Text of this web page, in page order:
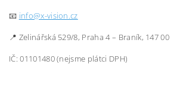
📧 info@x-vision.cz
📍 Zelinářská 529/8, Praha 4 – Braník, 147 00
IČ: 01101480 (nejsme plátci DPH)